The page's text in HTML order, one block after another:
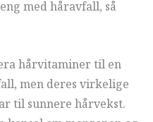
med håravfall, så
hårvitaminer til en
men deres virkelige
til sunnere hårvekst.